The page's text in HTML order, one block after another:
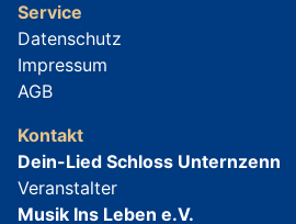
Service
Datenschutz
Impressum
AGB
Kontakt
Dein-Lied Schloss Unternzenn
Veranstalter
Musik Ins Leben e.V.